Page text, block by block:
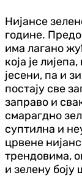
Нијансе
године.
има лагано
која је
јесени, па и
постају све
заправо и
смарагдно
суптилна и
црвене
трендовима,
и зелену боју